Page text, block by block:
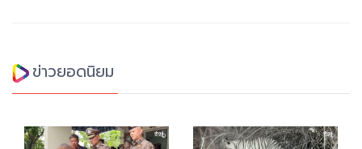
ข่าวยอดนิยม